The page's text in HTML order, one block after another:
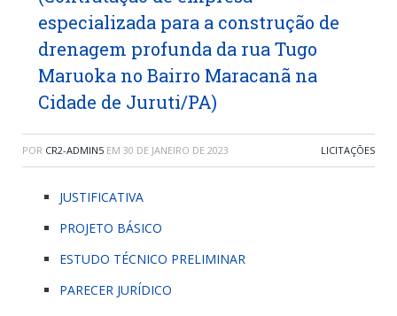
especializada para a construção de
drenagem profunda da rua Tugo
Maruoka no Bairro Maracanã na
Cidade de Juruti/PA)
POR CR2-ADMIN5 EM 30 DE JANEIRO DE 2023 LICITAÇÕES
JUSTIFICATIVA
PROJETO BÁSICO
ESTUDO TÉCNICO PRELIMINAR
PARECER JURÍDICO